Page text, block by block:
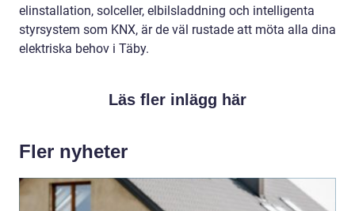
elinstallation, solceller, elbilsladdning och intelligenta
styrsystem som KNX, är de väl rustade att möta alla dina
elektriska behov i Täby.
Läs fler inlägg här
Fler nyheter